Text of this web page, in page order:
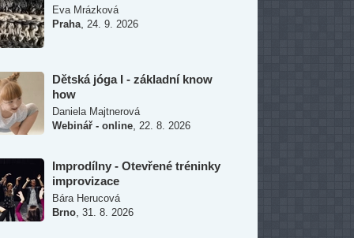
Eva Mrázková
Praha 24. 9. 2026
Dětská jóga I - základní know
how
Daniela Majtnerová
Webinář - online 22. 8. 2026
Improdílny - Otevřené tréninky
improvizace
Bára Herucová
Brno 31. 8. 2026